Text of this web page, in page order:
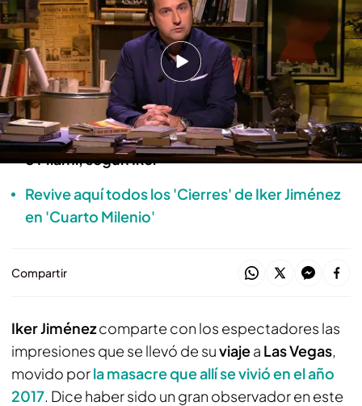
Cuarto Milenio
22 ENE 2024 - 00:00h.
Iker Jiménez reflexiona sobre varias ciudades
de los Estados Unidos
Las luces y sombras de Las Vegas, Nueva York
o Miami, según Iker
Revive aquí todos los 'Cierres' de Iker Jiménez
en 'Cuarto Milenio'
Compartir
Iker Jiménezcomparte con los espectadores las
impresiones que se llevó de suviajea Las Vegas,
movido porla masacre que allí se vivió en el año
2017. Dice haber sido un gran observador en este